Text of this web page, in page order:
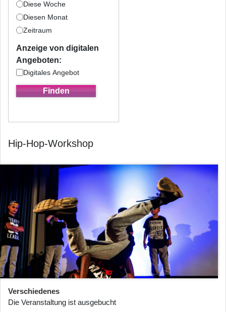
Diese Woche
Diesen Monat
Zeitraum
Anzeige von digitalen
Angeboten:
Digitales Angebot
Hip-Hop-Workshop
Verschiedenes
Die Veranstaltung ist ausgebucht